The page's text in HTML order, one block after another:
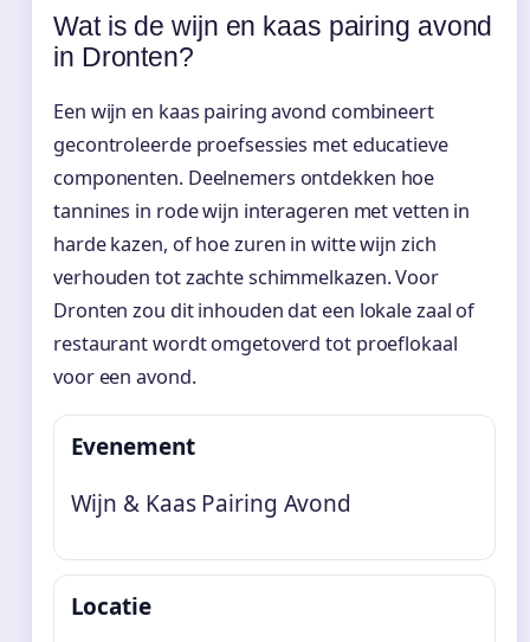
Wat is de wijn en kaas pairing avond
in Dronten?
Een wijn en kaas pairing avond combineert
gecontroleerde proefsessies met educatieve
componenten. Deelnemers ontdekken hoe
tannines in rode wijn interageren met vetten in
harde kazen, of hoe zuren in witte wijn zich
verhouden tot zachte schimmelkazen. Voor
Dronten zou dit inhouden dat een lokale zaal of
restaurant wordt omgetoverd tot proeflokaal
voor een avond.
Evenement
Wijn & Kaas Pairing Avond
Locatie